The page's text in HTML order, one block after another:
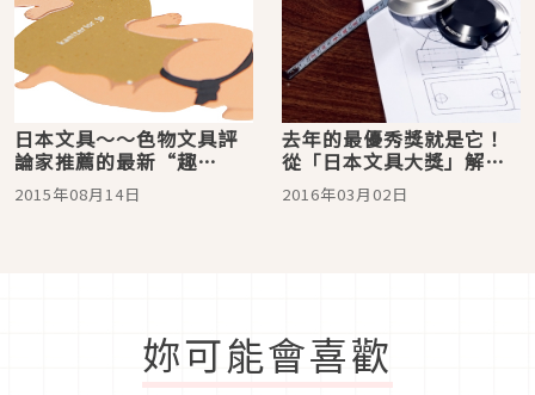
日本文具～～色物文具評
論家推薦的最新“趣
味”文具3精選
2015年08月14日
去年的最優秀獎就是它！
從「日本文具大獎」解讀
2016年的文具流行走向
2016年03月02日
妳可能會喜歡